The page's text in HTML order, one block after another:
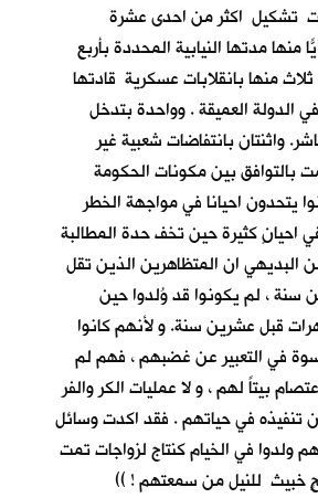
اكثر من احدى عشرة
مدتها النيابية المحددة بأربع
منها بانقلابات عسكرية قادتها
الدولة العميقة . وواحدة بتدخل
واثنتان بانتفاضات شعبية غير
بالتوافق بين مكونات الحكومة
يتحدون احيانا في مواجهة الخطر
احيانٍ كثيرة حين تخف حدة المطالبة
البديهي ان المتظاهرين الذين تقل
سنة ، لم يكونوا قد وُلدوا حين
قبل عشرين سنة. و لأنهم كانوا
في التعبير عن غضبهم ، فهم لم
بيتاً لهم ، و لا عمليات الكر والفر
تنفيذه في حياتهم . فقد اكدت وسائل
ولدوا في الخيام كنتاج لزواجات تمت
خبيث للنيل من سمعتهم ! ))